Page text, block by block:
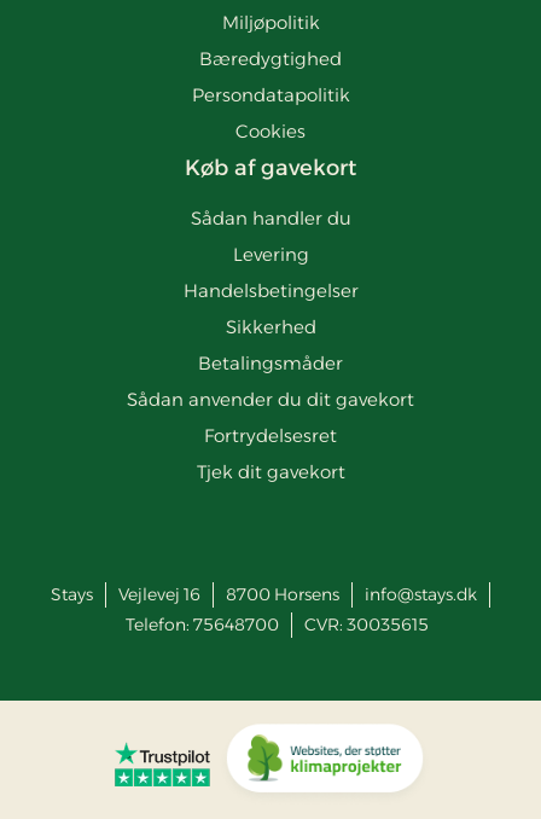
Miljøpolitik
Bæredygtighed
Persondatapolitik
Cookies
Køb af gavekort
Sådan handler du
Levering
Handelsbetingelser
Sikkerhed
Betalingsmåder
Sådan anvender du dit gavekort
Fortrydelsesret
Tjek dit gavekort
Stays Vejlevej 16 8700 Horsens
info@stays.dk
Telefon: 75648700 CVR: 30035615
Gå til Trustpilot